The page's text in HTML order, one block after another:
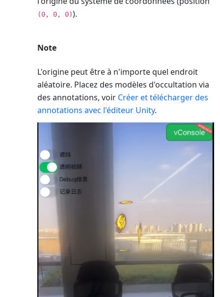
(0, 0, 0)).
Note
L'origine peut être à n'importe quel endroit
aléatoire. Placez des modèles d'occultation via
des annotations, voir Créer et télécharger des
annotations avec l'éditeur Unity.